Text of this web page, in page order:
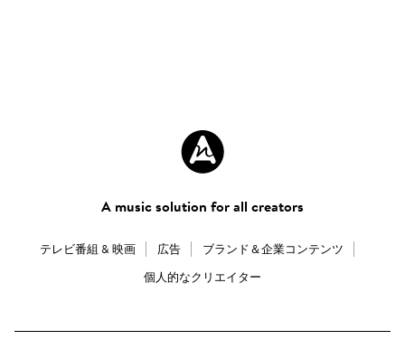
A music solution for all creators
テレビ番組 & 映画 広告
ブランド＆企業コンテンツ
個人的なクリエイター